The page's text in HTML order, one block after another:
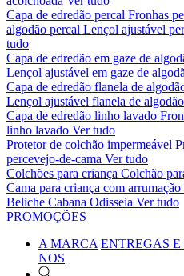
Capa de edredão percal Fronhas
algodão percal Lençol ajustável
tudo
Capa de edredão em gaze de
Lençol ajustável em gaze de
Capa de edredão flanela de
Lençol ajustável flanela de algodão
Capa de edredão linho lavado
linho lavado Ver tudo
Protetor de colchão impermeável
percevejo-de-cama Ver tudo
Colchões para criança Colchão
Cama para criança com arrumação
Beliche Cabana Odisseia Ver tudo
PROMOÇÕES
A MARCA ENTREGAS
NOS